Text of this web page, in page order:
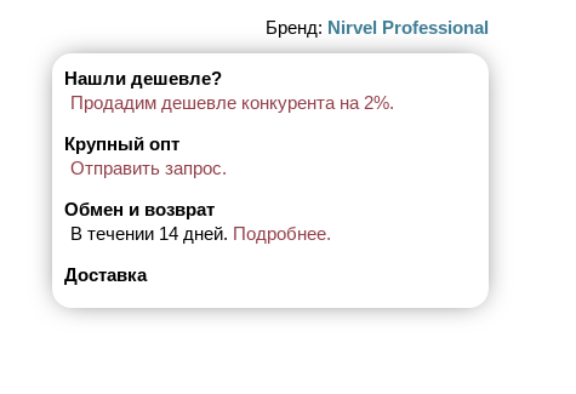
Бренд: Nirvel Professional
Нашли дешевле?
Продадим дешевле конкурента на 2%.
Крупный опт
Отправить запрос.
Обмен и возврат
В течении 14 дней. Подробнее.
Доставка